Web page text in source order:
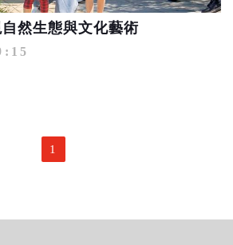
然生態與文化藝術
1